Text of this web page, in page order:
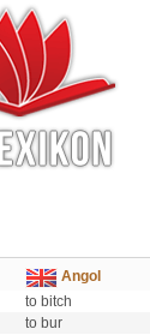
Angol
to bitch
to bur